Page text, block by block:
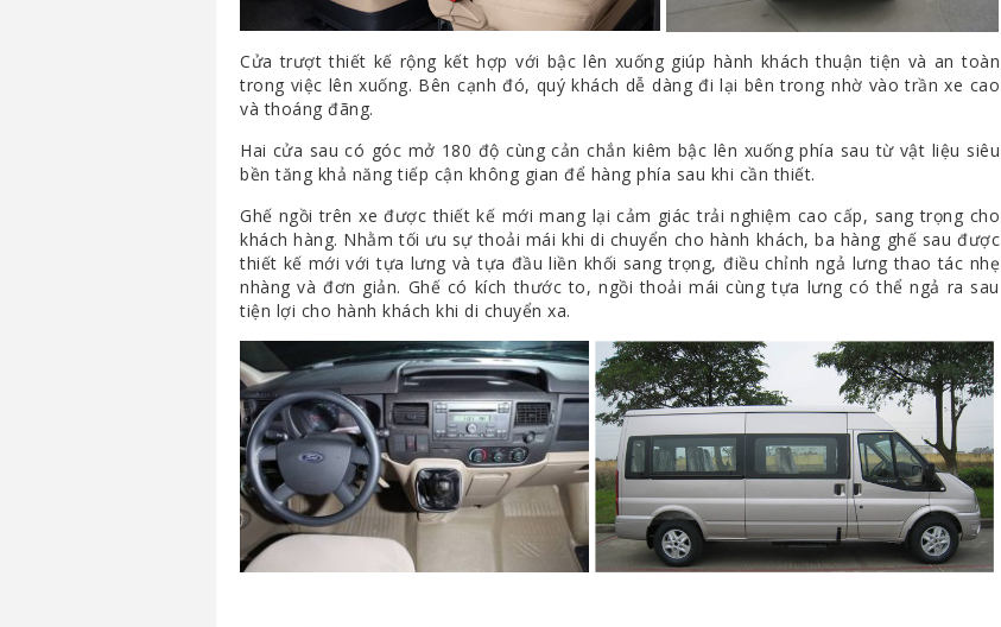
Cửa trượt thiết kế rộng kết hợp với bậc lên xuống giúp hành khách thuận tiện và an toàn
trong việc lên xuống. Bên cạnh đó, quý khách dễ dàng đi lại bên trong nhờ vào trần xe cao
và thoáng đãng.
Hai cửa sau có góc mở 180 độ cùng cản chắn kiêm bậc lên xuống phía sau từ vật liệu siêu
bền tăng khả năng tiếp cận không gian để hàng phía sau khi cần thiết.
Ghế ngồi trên xe được thiết kế mới mang lại cảm giác trải nghiệm cao cấp, sang trọng cho
khách hàng. Nhằm tối ưu sự thoải mái khi di chuyển cho hành khách, ba hàng ghế sau được
thiết kế mới với tựa lưng và tựa đầu liền khối sang trọng, điều chỉnh ngả lưng thao tác nhẹ
nhàng và đơn giản. Ghế có kích thước to, ngồi thoải mái cùng tựa lưng có thể ngả ra sau
tiện lợi cho hành khách khi di chuyển xa.